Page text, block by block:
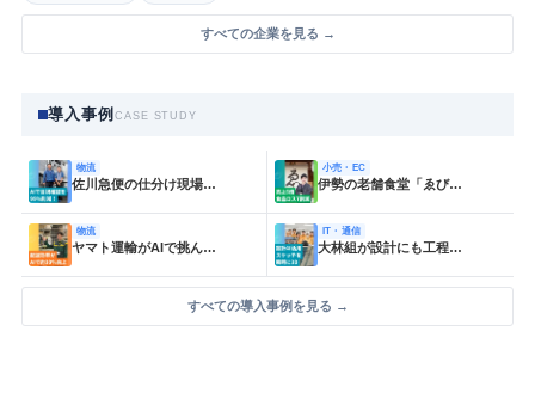
すべての企業を見る →
導入事例CASE STUDY
物流
佐川急便の仕分け現場…
小売・EC
伊勢の老舗食堂「ゑび…
物流
ヤマト運輸がAIで挑ん…
IT・通信
大林組が設計にも工程…
すべての導入事例を見る →